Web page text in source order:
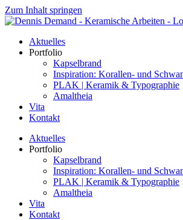
Zum Inhalt springen
Aktuelles
Portfolio
Kapselbrand
Inspiration: Korallen- und
PLAK | Keramik & Typographie
Amaltheia
Vita
Kontakt
Aktuelles
Portfolio
Kapselbrand
Inspiration: Korallen- und
PLAK | Keramik & Typographie
Amaltheia
Vita
Kontakt